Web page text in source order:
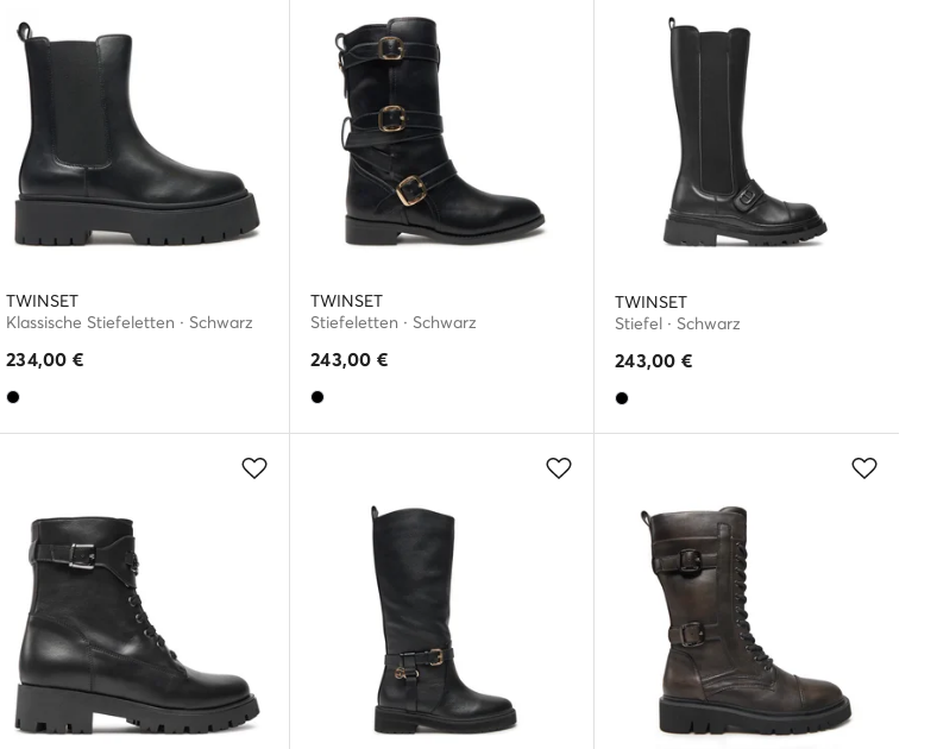
TWINSET
Klassische Stiefeletten · Schwarz
234,00 €
TWINSET
Stiefeletten · Schwarz
243,00 €
TWINSET
Stiefel · Schwarz
243,00 €